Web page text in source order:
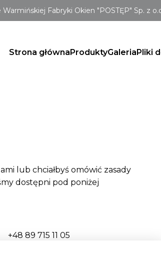
Fabryki Okien "POSTĘP" Sp. z
Strona głównaProduktyGaleriaPliki
lub chciałbyś omówić zasady
dostępni pod poniżej
+48 89 715 11 05